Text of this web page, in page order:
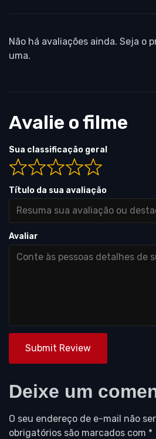
Não há avaliações ainda. Seja o
uma.
Avalie o filme
Sua classificação geral
Título da sua avaliação
Avaliar
Submit Review
Deixe um
O seu endereço de e-mail não
obrigatórios são marcados com *